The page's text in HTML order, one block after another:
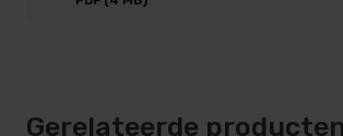
uitgevoerd in Viton/PTFE.
Gerelateerde producten